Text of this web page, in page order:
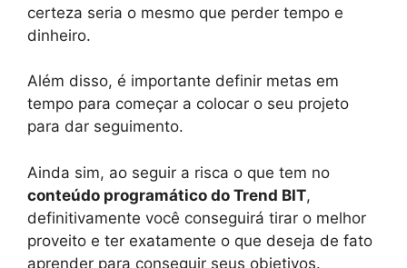
certeza seria o mesmo que perder tempo e
dinheiro.
Além disso, é importante definir metas em
tempo para começar a colocar o seu projeto
para dar seguimento.
Ainda sim, ao seguir a risca o que tem no
conteúdo programático do Trend BIT,
definitivamente você conseguirá tirar o melhor
proveito e ter exatamente o que deseja de fato
aprender para conseguir seus objetivos.